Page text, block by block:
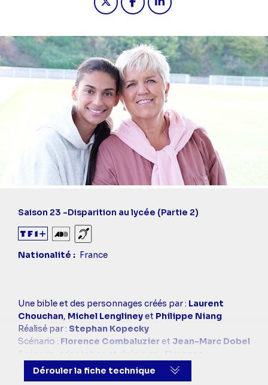
Saison 23 -Disparition au lycée (Partie 2)
Audiodescription
Sourds et malentendants
Nationalité
France
Casting
simba
Une bible et des personnages créés par : Laurent
Chouchan, Michel Lenglineyet Philippe Niang
Réalisé par : Stephan Kopecky
Scénario : Florence Combaluzier et Jean-Marc Dobel
Scénario, adaptation et dialogues :
CombaluzieretJean-Marc Dobel
(Joséphine Delamarre),
Dérouler la fiche technique